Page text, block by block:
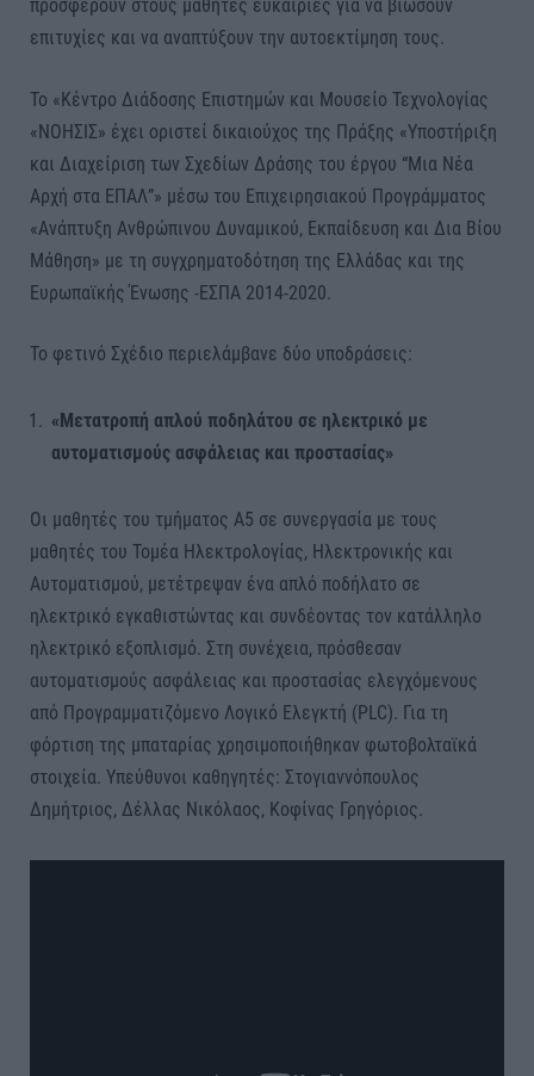
προσφέρουν στους μαθητές ευκαιρίες για να βιώσουν
επιτυχίες και να αναπτύξουν την αυτοεκτίμηση τους.
Το «Κέντρο Διάδοσης Επιστημών και Μουσείο Τεχνολογίας
«ΝΟΗΣΙΣ» έχει οριστεί δικαιούχος της Πράξης «Υποστήριξη
και Διαχείριση των Σχεδίων Δράσης του έργου “Μια Νέα
Αρχή στα ΕΠΑΛ”» μέσω του Επιχειρησιακού Προγράμματος
«Ανάπτυξη Ανθρώπινου Δυναμικού, Εκπαίδευση και Δια Βίου
Μάθηση» με τη συγχρηματοδότηση της Ελλάδας και της
Ευρωπαϊκής Ένωσης -ΕΣΠΑ 2014-2020.
Το φετινό Σχέδιο περιελάμβανε δύο υποδράσεις:
«Μετατροπή απλού ποδηλάτου σε ηλεκτρικό με
αυτοματισμούς ασφάλειας και προστασίας»
Οι μαθητές του τμήματος Α5 σε συνεργασία με τους
μαθητές του Τομέα Ηλεκτρολογίας, Ηλεκτρονικής και
Αυτοματισμού, μετέτρεψαν ένα απλό ποδήλατο σε
ηλεκτρικό εγκαθιστώντας και συνδέοντας τον κατάλληλο
ηλεκτρικό εξοπλισμό. Στη συνέχεια, πρόσθεσαν
αυτοματισμούς ασφάλειας και προστασίας ελεγχόμενους
από Προγραμματιζόμενο Λογικό Ελεγκτή (PLC). Για τη
φόρτιση της μπαταρίας χρησιμοποιήθηκαν φωτοβολταϊκά
στοιχεία. Υπεύθυνοι καθηγητές: Στογιαννόπουλος
Δημήτριος, Δέλλας Νικόλαος, Κοφίνας Γρηγόριος.